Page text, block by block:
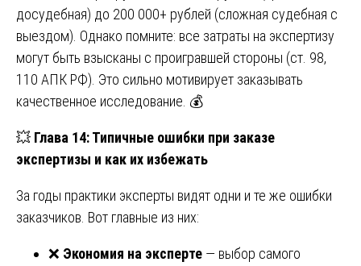
досудебная) до 200 000+ рублей (сложная судебная с
выездом). Однако помните: все затраты на экспертизу
могут быть взысканы с проигравшей стороны (ст. 98,
110 АПК РФ). Это сильно мотивирует заказывать
качественное исследование. 💰
💥 Глава 14: Типичные ошибки при заказе
экспертизы и как их избежать
За годы практики эксперты видят одни и те же ошибки
заказчиков. Вот главные из них:
❌ Экономия на эксперте — выбор самого